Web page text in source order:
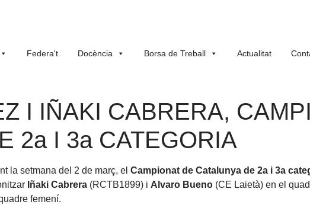
Federa't Docència Borsa de Treball Actualitat
I IÑAKI CABRERA,
2a I 3a CATEGORIA
la setmana del 2 de març, el Campionat de Catalunya de 2a i 3a
Iñaki Cabrera (RCTB1899) i Alvaro Bueno (CE Laietà) en el
femení.